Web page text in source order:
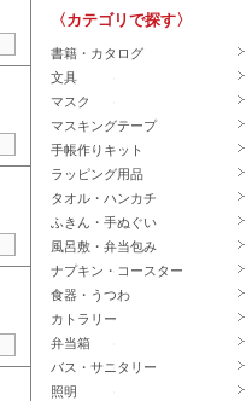
〈カテゴリで探す〉
書籍・カタログ
文具
マスク
マスキングテープ
手帳作りキット
ラッピング用品
タオル・ハンカチ
ふきん・手ぬぐい
風呂敷・弁当包み
ナプキン・コースター
食器・うつわ
カトラリー
弁当箱
バス・サニタリー
照明